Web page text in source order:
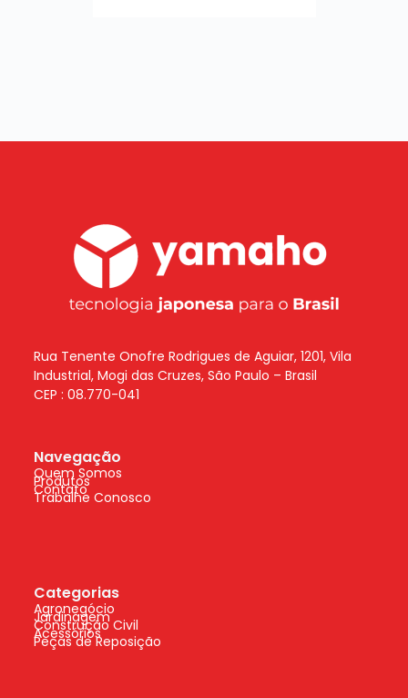
Rua Tenente Onofre Rodrigues de Aguiar, 1201, Vila
Industrial, Mogi das Cruzes, São Paulo – Brasil
CEP : 08.770-041
Navegação
Quem Somos
Produtos
Contato
Trabalhe Conosco
Categorias
Agronegócio
Jardinagem
Construção Civil
Acessórios
Peças de Reposição